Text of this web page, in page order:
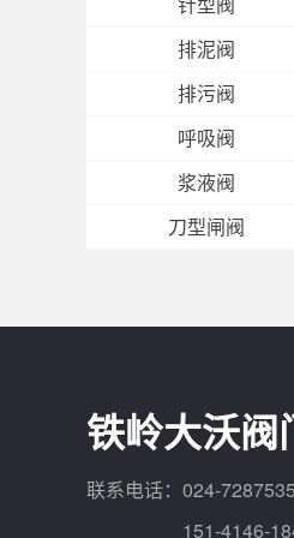
排泥阀
排污阀
呼吸阀
浆液阀
刀型闸阀
铁岭大沃阀
联系电话：024-
151-4146-